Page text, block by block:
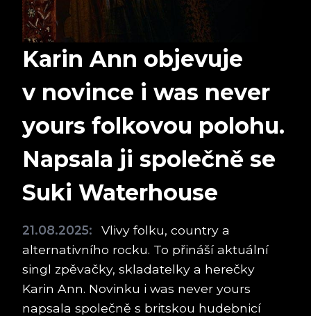
Karin Ann objevuje
v novince i was never
yours folkovou polohu.
Napsala ji společně se
Suki Waterhouse
21.08.2025:
Vlivy folku, country a
alternativního rocku. To přináší aktuální
singl zpěvačky, skladatelky a herečky
Karin Ann. Novinku i was never yours
napsala společně s britskou hudebnicí